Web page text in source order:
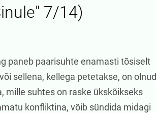
7/14)
paneb paarisuhte enamasti tõsiselt
sellena, kellega petetakse, on olnud
mille suhtes on raske ükskõikseks
konfliktina, võib sündida midagi